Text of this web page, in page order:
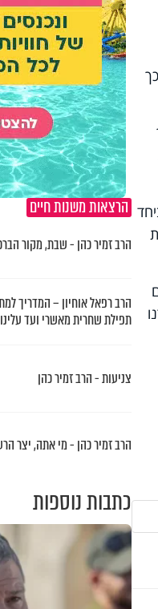
הרצאות משנות חיים
הרב זמיר כהן - שבת, מקור
הרב רפאל אוחיון – המדריך
תפילת שחרית מאשרי ועד עלינו
צניעות - הרב זמיר כהן
הרב זמיר כהן - מי אתה, יצר
כתבות נוספות